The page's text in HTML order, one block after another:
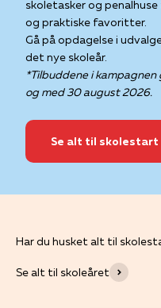
skoletasker og
og praktiske favoritter.
Gå på opdagelse i
det nye skoleår.
*Tilbuddene i
og med 30 august 2026.
Se alt til skolestart
Se alt til skoleåret